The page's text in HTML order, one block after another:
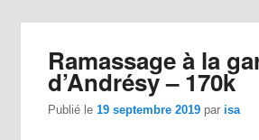
Ramassage à la
d’Andrésy – 170k
Publié le19 septembre 2019 par isa